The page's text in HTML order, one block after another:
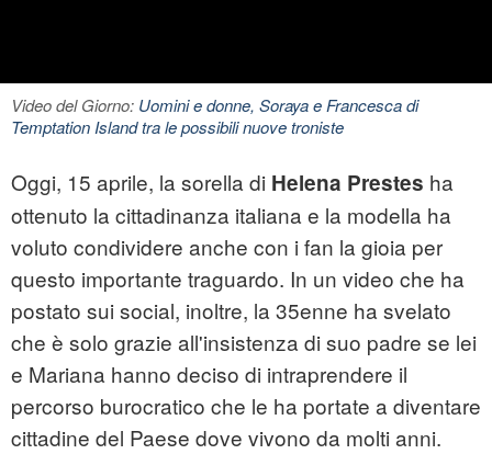
Video del Giorno: Uomini e donne, Soraya e Francesca di
Temptation Island tra le possibili nuove troniste
Oggi, 15 aprile, la sorella di Helena Prestes ha
ottenuto la cittadinanza italiana e la modella ha
voluto condividere anche con i fan la gioia per
questo importante traguardo. In un video che ha
postato sui social, inoltre, la 35enne ha svelato
che è solo grazie all'insistenza di suo padre se lei
e Mariana hanno deciso di intraprendere il
percorso burocratico che le ha portate a diventare
cittadine del Paese dove vivono da molti anni.